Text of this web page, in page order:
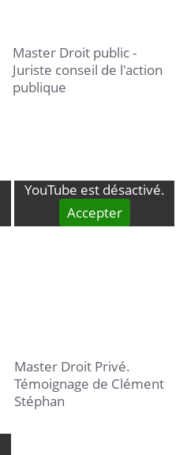
Master Droit public -
Juriste conseil de l'action
publique
YouTube est désactivé.
Accepter
Master Droit Privé.
Témoignage de Clément
Stéphan